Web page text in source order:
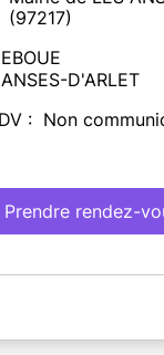
(97217)
D'ARLET
: Non
Prendre rendez-